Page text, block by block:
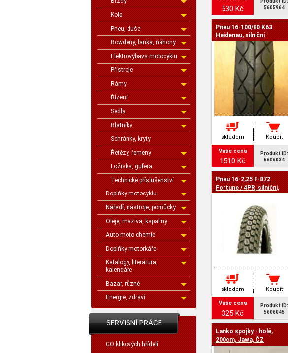
Kola
Pneu, duše
Bowdeny, lanka, náhony
Elektrovýbava motocyklu
Přístroje
Rámy
Řízení
Sedla
Blatníky
Schránky, kryty
Řetězy, řemeny
Ložiska, gufera
Technické příslušenství
Doplňky motocyklu
Nářadí, nástroje, pomůcky
Oleje, maziva, kapaliny
Auto-moto chemie
Doplňky motorkáře
Katalogy, literatura,
kalendáře
Bazar, různé
Energie, zdraví
SERVISNÍ PRÁCE
GO klikových hřídelí
530 Kč
Produkt ID:
5605964
Pneu 16-100/80 K63
Heidenau, silniční
skladem Koupit
Vaše cena
1510 Kč
Produkt ID:
5606034
Pneu 16-2,25 F-872
Fortune / 4PR, silniční,
skladem Koupit
Vaše cena
325 Kč
Produkt ID:
5606045
Lanko spojky - holé,
200cm, Jawa, ČZ